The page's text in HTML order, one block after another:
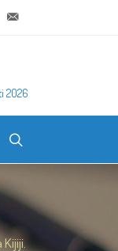
+20 2 25970400
2026